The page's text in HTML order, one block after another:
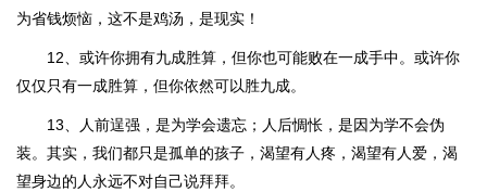
为省钱烦恼，这不是鸡汤，是现实！
12、或许你拥有九成胜算，但你也可能败在一成手中。或许你
仅仅只有一成胜算，但你依然可以胜九成。
13、人前逞强，是为学会遗忘；人后惆怅，是因为学不会伪
装。其实，我们都只是孤单的孩子，渴望有人疼，渴望有人爱，渴
望身边的人永远不对自己说拜拜。